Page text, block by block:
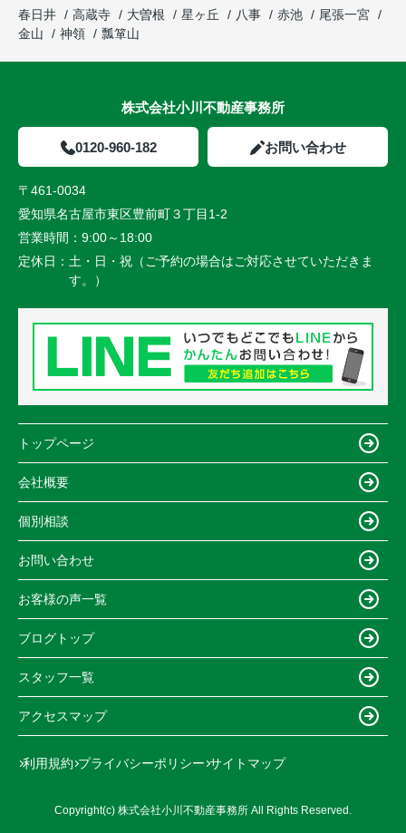
春日井
高蔵寺 大曽根 星ヶ丘 八事 赤池
尾張一宮
金山
神領 瓢箪山
株式会社小川不動産事務所
0120-960-182 お問い合わせ
〒461-0034
愛知県名古屋市東区豊前町３丁目1-2
営業時間： 9:00～18:00
定休日： 土・日・祝（ご予約の場合はご対応させていただきま
す。）
トップページ
会社概要
個別相談
お問い合わせ
お客様の声一覧
ブログトップ
スタッフ一覧
アクセスマップ
利用規約 プライバシーポリシー サイトマップ
Copyright(c) 株式会社小川不動産事務所 All Rights Reserved.